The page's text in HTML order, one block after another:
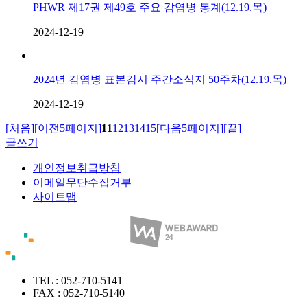
PHWR 제17권 제49호 주요 감염병 통계(12.19.목)
2024-12-19
2024년 감염병 표본감시 주간소식지 50주차(12.19.목)
2024-12-19
[처음][이전5페이지]1112131415[다음5페이지][끝]
글쓰기
개인정보취급방침
이메일무단수집거부
사이트맵
TEL : 052-710-5141
FAX : 052-710-5140